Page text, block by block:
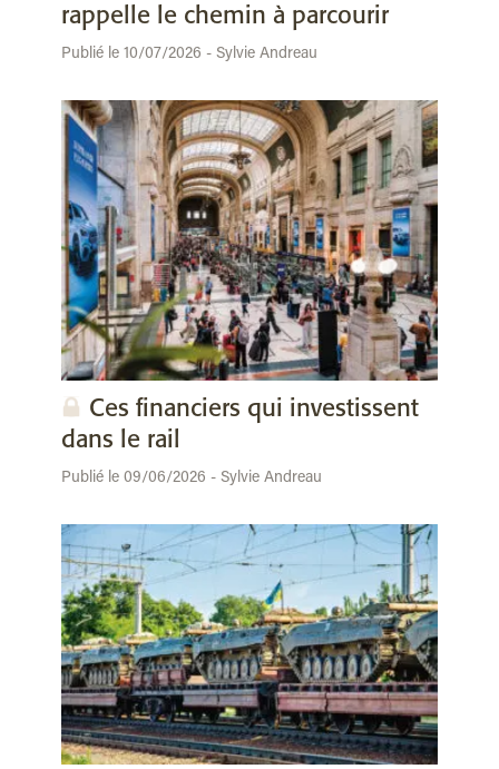
rappelle le chemin à parcourir
Publié le 10/07/2026 - Sylvie Andreau
Ces financiers qui investissent
dans le rail
Publié le 09/06/2026 - Sylvie Andreau